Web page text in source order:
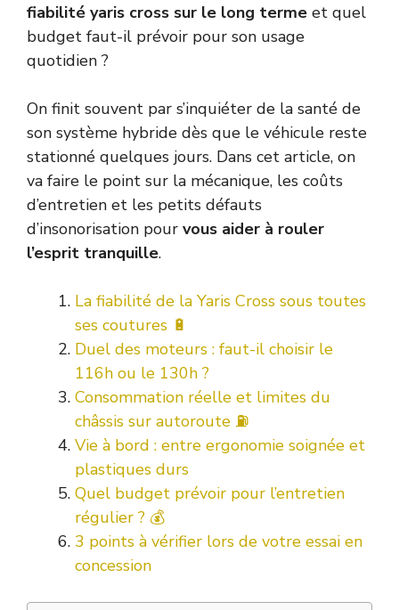
fiabilité yaris cross sur le long terme et quel
budget faut-il prévoir pour son usage
quotidien ?
On finit souvent par s’inquiéter de la santé de
son système hybride dès que le véhicule reste
stationné quelques jours. Dans cet article, on
va faire le point sur la mécanique, les coûts
d’entretien et les petits défauts
d’insonorisation pour vous aider à rouler
l’esprit tranquille.
La fiabilité de la Yaris Cross sous toutes
ses coutures 🔋
Duel des moteurs : faut-il choisir le
116h ou le 130h ?
Consommation réelle et limites du
châssis sur autoroute ⛽
Vie à bord : entre ergonomie soignée et
plastiques durs
Quel budget prévoir pour l’entretien
régulier ? 💰
3 points à vérifier lors de votre essai en
concession